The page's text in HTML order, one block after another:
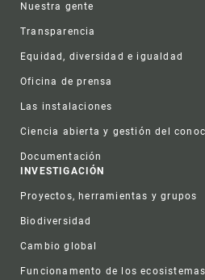
Nuestra gente
Transparencia
Equidad, diversidad e igualdad
Oficina de prensa
Las instalaciones
Ciencia abierta y gestión del
Documentación
INVESTIGACIÓN
Proyectos, herramientas y grupos
Biodiversidad
Cambio global
Funcionamento de los ecosistemas